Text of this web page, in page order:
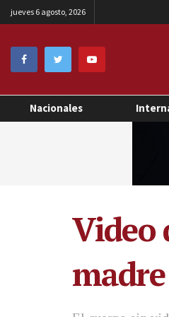
jueves 6 agosto, 2026
Nacionales
Video